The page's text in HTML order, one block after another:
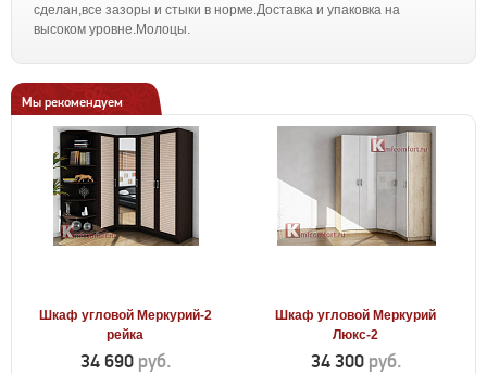
сделан,все зазоры и стыки в норме.Доставка и упаковка на
высоком уровне.Молоцы.
Мы рекомендуем
Шкаф угловой Меркурий-2
рейка
34 690 руб.
Шкаф угловой Меркурий
Люкс-2
34 300 руб.